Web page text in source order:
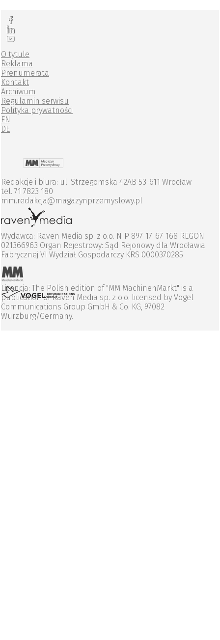
O tytule
Reklama
Prenumerata
Kontakt
Archiwum
Regulamin serwisu
Polityka prywatności
EN
DE
Redakcje i biura: ul. Strzegomska 42AB 53-611 Wrocław
tel. 71 7823 180
mm.redakcja@magazynprzemyslowy.pl
Wydawca: Raven Media sp. z o.o. NIP 897-17-67-168 REGON
021366963 Organ Rejestrowy: Sąd Rejonowy dla Wrocławia
Fabrycznej VI Wydział Gospodarczy KRS 0000370285
Licencja: The Polish edition of "MM MachinenMarkt" is a
publication of Raven Media sp. z o.o. licensed by Vogel
Communications Group GmbH & Co. KG, 97082
Wurzburg/Germany.